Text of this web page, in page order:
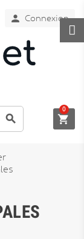
 Connexion
 
0